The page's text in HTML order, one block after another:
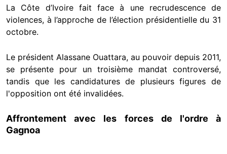
La Côte d’Ivoire fait face à une recrudescence de
violences, à l’approche de l’élection présidentielle du 31
octobre.
Le président Alassane Ouattara, au pouvoir depuis 2011,
se présente pour un troisième mandat controversé,
tandis que les candidatures de plusieurs figures de
l'opposition ont été invalidées.
Affrontement avec les forces de l'ordre à
Gagnoa